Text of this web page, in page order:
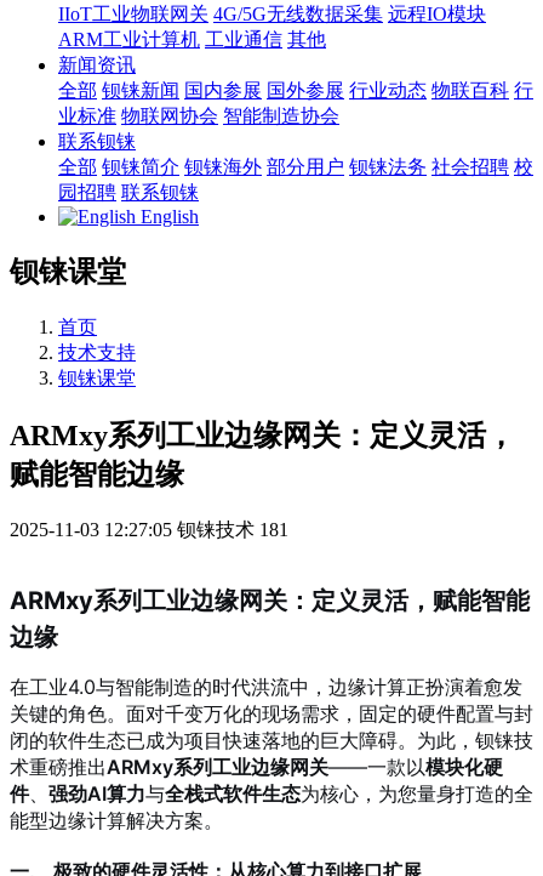
IIoT工业物联网关 4G/5G无线数据采集 远程IO模块
ARM工业计算机 工业通信 其他
新闻资讯
全部 钡铼新闻 国内参展 国外参展 行业动态 物联百科 行
业标准 物联网协会 智能制造协会
联系钡铼
全部 钡铼简介 钡铼海外 部分用户 钡铼法务 社会招聘 校
园招聘 联系钡铼
English
钡铼课堂
首页
技术支持
钡铼课堂
ARMxy系列工业边缘网关：定义灵活，
赋能智能边缘
2025-11-03 12:27:05 钡铼技术 181
ARMxy系列工业边缘网关：定义灵活，赋能智能
边缘
在工业4.0与智能制造的时代洪流中，边缘计算正扮演着愈发
关键的角色。面对千变万化的现场需求，固定的硬件配置与封
闭的软件生态已成为项目快速落地的巨大障碍。为此，钡铼技
术重磅推出ARMxy系列工业边缘网关——一款以模块化硬
件、 强劲AI算力与全栈式软件生态为核心，为您量身打造的全
能型边缘计算解决方案。
一、 极致的硬件灵活性：从核心算力到接口扩展